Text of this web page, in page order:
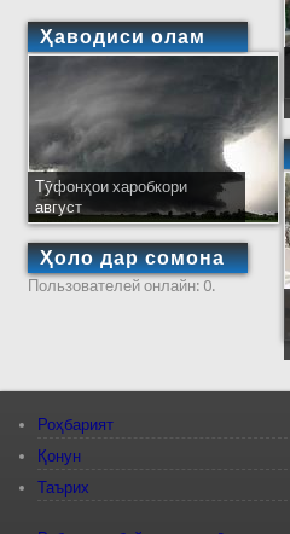
Ҳаводиси олам
Тӯфонҳои харобкори
август
Ҳоло дар сомона
Пользователей онлайн: 0.
Роҳбарият
Қонун
Таърих